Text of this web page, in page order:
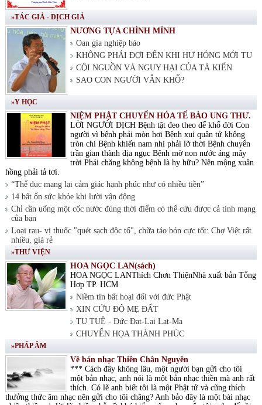
»TÁC GIẢ - DỊCH GIẢ
NƯƠNG TỰA CHÍNH MÌNH
Oan gia nghiệp báo
KHÔNG PHẢI ĐỢI ĐẾN KHI HƯ HỎNG MỚI TU
CỘI NGUỒN VÀ NGUY HẠI CỦA TÀ KIẾN
SAO CON NGƯỜI VẪN KHỔ?
»Y HỌC
NIỆM PHẬT CHUYỂN HÓA TẾ BÀO UNG THƯ.
LỜI NGƯỜI DỊCH Bệnh tật đeo theo để khổ đời Con
người vì bệnh phải mòn hơi Bệnh xui quân tử không
tròn chí Bệnh khiến nam nhi phải lỡ thời Bệnh chuyển
trần gian thành địa ngục Bệnh mờ non nước áng mây
trời Phải chăng không bệnh là hy hữu? Nên mộng xuân
hồng phải tả tơi.
“Thể dục mang lại cảm giác hạnh phúc như có nhiều tiền”
14 bất ổn sức khỏe khi lười vận động
Chỉ cần uống một cốc nước đúng thời điểm có thể cứu được cả tính mạng
của bạn
Loại rau- vị thuốc "quét sạch độc tố", chữa táo bón cực tốt: Chợ Việt rất
nhiều, giá rẻ
»THƯ VIỆN
HOA NGỌC LAN(sách)
HOA NGỌC LANThích Chơn ThiệnNhà xuất bản Tổng
Hợp TP. HCM
Niềm tin bất hoại đối với đức Phật
XIN CỨU ĐỘ MẸ ĐẤT
TU TUỆ - Đức Đạt-Lai Lạt-Ma
CHUYỂN HỌA THÀNH PHÚC
»PHÁP ÂM
Về bản nhạc Thiền Chân Nguyên
*** Cách đây không lâu, một người bạn gửi cho tôi
một bản nhạc, anh nói là một bản nhạc thiền mà anh rất
thích. Có lẽ anh biết tôi là một Phật tử và cũng thích
thưởng thức âm nhạc nên gửi cho tôi chăng? Anh bảo đây là một bài nhạc